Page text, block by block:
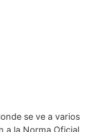
se ve a varios
a la Norma Oficial